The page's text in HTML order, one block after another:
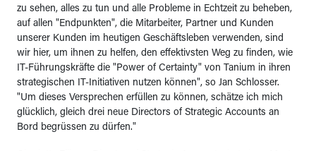
zu sehen, alles zu tun und alle Probleme in Echtzeit zu beheben,
auf allen "Endpunkten", die Mitarbeiter, Partner und Kunden
unserer Kunden im heutigen Geschäftsleben verwenden, sind
wir hier, um ihnen zu helfen, den effektivsten Weg zu finden, wie
IT-Führungskräfte die "Power of Certainty" von Tanium in ihren
strategischen IT-Initiativen nutzen können", so Jan Schlosser.
"Um dieses Versprechen erfüllen zu können, schätze ich mich
glücklich, gleich drei neue Directors of Strategic Accounts an
Bord begrüssen zu dürfen."